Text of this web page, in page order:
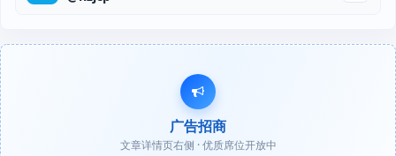
广告招商
文章详情页右侧 · 优质席位开放中